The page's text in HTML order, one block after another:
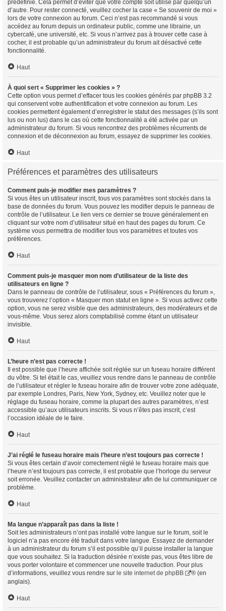
prédéfinie. Cela permet d’éviter que votre compte soit utilisé par quelqu’un
d’autre. Pour rester connecté, veuillez cocher la case « Se souvenir de moi »
lors de votre connexion au forum. Ceci n’est pas recommandé si vous
accédez au forum depuis un ordinateur public, comme une librairie, un
cybercafé, une université, etc. Si vous n’arrivez pas à trouver cette case à
cocher, il est probable qu’un administrateur du forum ait désactivé cette
fonctionnalité.
Haut
À quoi sert « Supprimer les cookies » ?
Cette option vous permet d’effacer tous les cookies générés par phpBB 3.2
qui conservent votre authentification et votre connexion au forum. Les
cookies permettent également d’enregistrer le statut des messages (s’ils sont
lus ou non lus) dans le cas où cette fonctionnalité a été activée par un
administrateur du forum. Si vous rencontrez des problèmes récurrents de
connexion et de déconnexion au forum, essayez de supprimer les cookies.
Haut
Préférences et paramètres des utilisateurs
Comment puis-je modifier mes paramètres ?
Si vous êtes un utilisateur inscrit, tous vos paramètres sont stockés dans la
base de données du forum. Vous pouvez les modifier depuis le panneau de
contrôle de l’utilisateur. Le lien vers ce dernier se trouve généralement en
cliquant sur votre nom d’utilisateur situé en haut des pages du forum. Ce
système vous permettra de modifier tous vos paramètres et toutes vos
préférences.
Haut
Comment puis-je masquer mon nom d’utilisateur de la liste des
utilisateurs en ligne ?
Dans le panneau de contrôle de l’utilisateur, sous « Préférences du forum »,
vous trouverez l’option « Masquer mon statut en ligne ». Si vous activez cette
option, vous ne serez visible que des administrateurs, des modérateurs et de
vous-même. Vous serez alors comptabilisé comme étant un utilisateur
invisible.
Haut
L’heure n’est pas correcte !
Il est possible que l’heure affichée soit réglée sur un fuseau horaire différent
du vôtre. Si tel était le cas, veuillez vous rendre dans le panneau de contrôle
de l’utilisateur et régler le fuseau horaire afin de trouver votre zone adéquate,
par exemple Londres, Paris, New York, Sydney, etc. Veuillez noter que le
réglage du fuseau horaire, comme la plupart des autres paramètres, n’est
accessible qu’aux utilisateurs inscrits. Si vous n’êtes pas inscrit, c’est
l’occasion idéale de le faire.
Haut
J’ai réglé le fuseau horaire mais l’heure n’est toujours pas correcte !
Si vous êtes certain d’avoir correctement réglé le fuseau horaire mais que
l’heure n’est toujours pas correcte, il est probable que l’horloge du serveur
soit erronée. Veuillez contacter un administrateur afin de lui communiquer ce
problème.
Haut
Ma langue n’apparaît pas dans la liste !
Soit les administrateurs n’ont pas installé votre langue sur le forum, soit le
logiciel n’a pas encore été traduit dans votre langue. Essayez de demander
à un administrateur du forum s’il est possible qu’il puisse installer la langue
que vous souhaitez. Si la traduction désirée n’existe pas, vous êtes libre de
vous porter volontaire et commencer une nouvelle traduction. Pour plus
d’informations, veuillez vous rendre sur le site internet de phpBB
® (en
anglais).
Haut